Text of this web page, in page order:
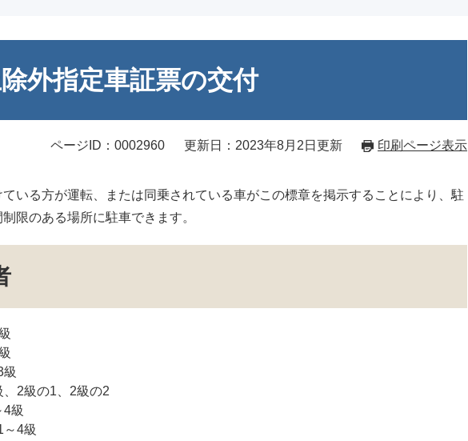
外指定車証票の交付
ページID：0002960 更新日：2023年8月2日更新 印刷ページ表示
いる方が運転、または同乗されている車がこの標章を掲示することにより、駐
限のある場所に駐車できます。
級
、2級の1、2級の2
4級
～4級